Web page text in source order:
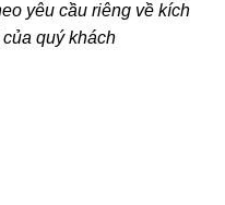
yêu cầu riêng về kích
quý khách